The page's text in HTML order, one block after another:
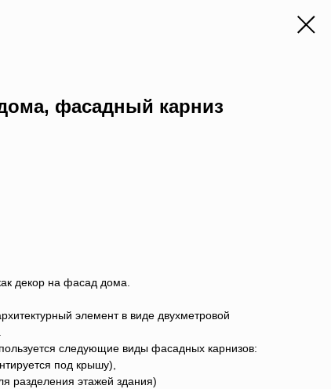
фасадный карниз
декор на фасад дома.
элемент в виде двухметровой
следующие виды фасадных карнизов:
под крышу),
разделения этажей здания)